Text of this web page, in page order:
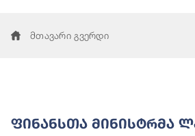
მთავარი გვერდი
ფინანსთა მინისტრმა